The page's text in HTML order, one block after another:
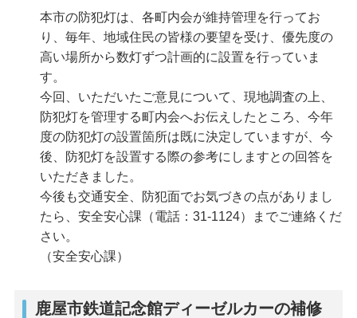
本市の防犯灯は、各町内会が維持管理を行ってお
り、毎年、地域住民の皆様の要望を受け、優先度の
高い場所から数灯ずつ計画的に設置を行っていま
す。
今回、いただいたご意見について、現地調査の上、
防犯灯を管理する町内会へお伝えしたところ、今年
度の防犯灯の設置箇所は既に決定していますが、今
後、防犯灯を設置する際の参考にしますとの回答を
いただきました。
今後も交通安全、防犯面でお気づきの点がありまし
たら、安全安心課（電話：31-1124）までご連絡くだ
さい。
（安全安心課）
鹿屋市鉄道記念館ディーゼルカーの補修